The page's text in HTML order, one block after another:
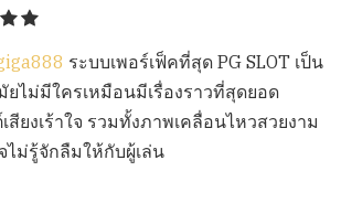
ระบบเพอร์เฟ็คที่สุด PG SLOT เป็น
ยไม่มีใครเหมือนมีเรื่องราวที่สุดยอด
เสียงเร้าใจ รวมทั้งภาพเคลื่อนไหวสวยงาม
ไม่รู้จักลืมให้กับผู้เล่น